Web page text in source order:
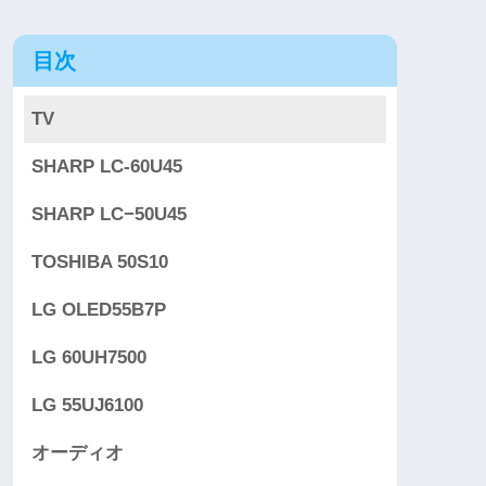
目次
TV
SHARP LC-60U45
SHARP LC−50U45
TOSHIBA 50S10
LG OLED55B7P
LG 60UH7500
LG 55UJ6100
オーディオ